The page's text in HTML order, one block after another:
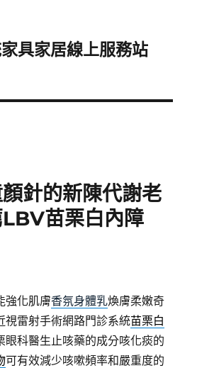
具家居線上服務站
針的新陳代謝老
苗栗白內障
強化肌膚香氛身體乳煥膚柔嫩奇
視雷射手術網路門診系統苗栗白
眼科醫生止咳藥的成分咳化痰的
可有效減少咳嗽頻率和嚴重度的